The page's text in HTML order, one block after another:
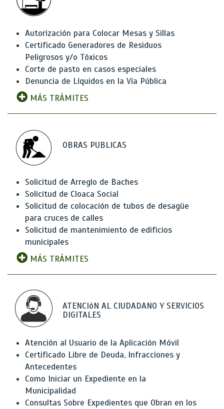
Autorización para Colocar Mesas y Sillas
Certificado Generadores de Residuos
Peligrosos y/o Tóxicos
Corte de pasto en casos especiales
Denuncia de Líquidos en la Vía Pública
MÁS TRÁMITES
OBRAS PUBLICAS
Solicitud de Arreglo de Baches
Solicitud de Cloaca Social
Solicitud de colocación de tubos de desagüe
para cruces de calles
Solicitud de mantenimiento de edificios
municipales
MÁS TRÁMITES
ATENCIóN AL CIUDADANO Y SERVICIOS
DIGITALES
Atención al Usuario de la Aplicación Móvil
Certificado Libre de Deuda, Infracciones y
Antecedentes
Como Iniciar un Expediente en la
Municipalidad
Consultas Sobre Expedientes que Obran en los